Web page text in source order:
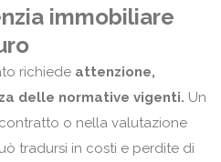
immobiliare
richiede attenzione,
delle normative vigenti. Un
o nella valutazione
tradursi in costi e perdite di